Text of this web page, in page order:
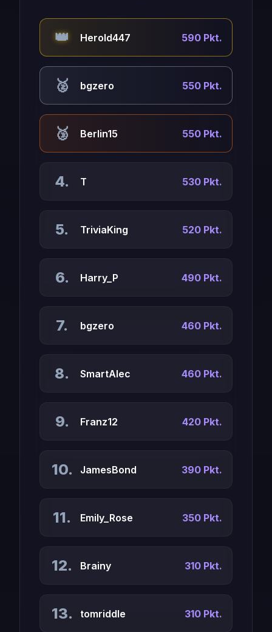
👑 Herold447 590 Pkt.
🥈 bgzero 550 Pkt.
🥉 Berlin15 550 Pkt.
4. T 530 Pkt.
5. TriviaKing 520 Pkt.
6. Harry_P 490 Pkt.
7. bgzero 460 Pkt.
8. SmartAlec 460 Pkt.
9. Franz12 420 Pkt.
10. JamesBond 390 Pkt.
11. Emily_Rose 350 Pkt.
12. Brainy 310 Pkt.
13. tomriddle 310 Pkt.